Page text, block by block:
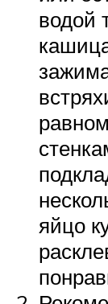
водой
яйцо